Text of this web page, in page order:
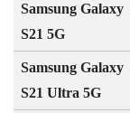
Samsung Galaxy
S21 5G
Samsung Galaxy
S21 Ultra 5G